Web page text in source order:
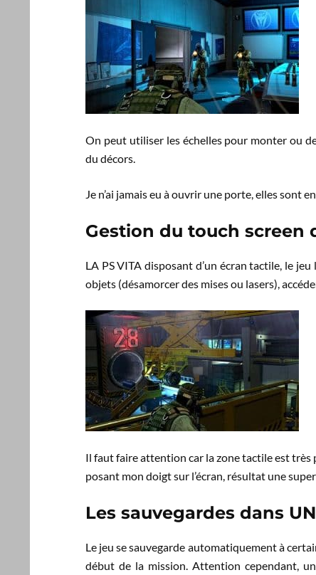
On peut utiliser les échelles pour monter ou
du décors.
Je n’ai jamais eu à ouvrir une porte, elles sont
Gestion du touch screen
LA PS VITA disposant d’un écran tactile, le
objets (désamorcer des mises ou lasers),
Il faut faire attention car la zone tactile est très
posant mon doigt sur l’écran, résultat une
Les sauvegardes dans
Le jeu se sauvegarde automatiquement à
début de la mission. Attention cependant,